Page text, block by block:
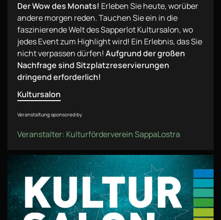
Der Wow des Monats! Erleben Sie heute, worüber
andere morgen reden. Tauchen Sie ein in die
faszinierende Welt des Sapperlot Kultursalon, wo
jedes Event zum Highlight wird! Ein Erlebnis, das Sie
nicht verpassen dürfen! Aufgrund der großen
Nachfrage sind Sitzplatzreservierungen
dringend erforderlich!
Kultursalon
Veranstaltung sponsored by
Veranstalter: Kulturförderverein SappaLostra